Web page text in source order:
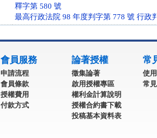
釋字第 580 號
最高行政法院 98 年度判字第 778 號 行政
會員服務
申請流程
會員條款
授權費用
付款方式
論著授權
徵集論著
啟用授權專區
權利金計算說明
授權合約書下載
投稿基本資料表
常
使
常